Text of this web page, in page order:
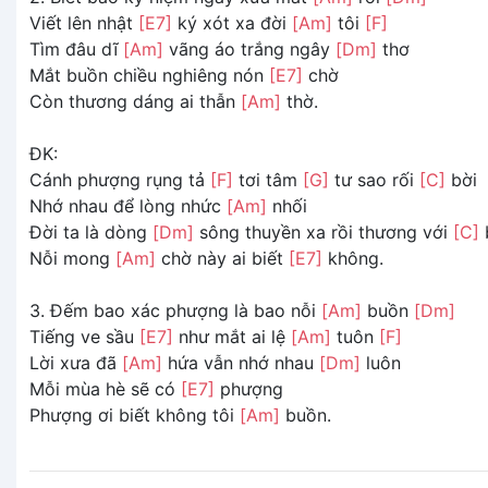
Viết lên nhật [E7] ký xót xa đời [Am] tôi [F]
Tìm đâu dĩ [Am] vãng áo trắng ngây [Dm] thơ
Mắt buồn chiều nghiêng nón [E7] chờ
Còn thương dáng ai thẫn [Am] thờ.
ĐK:
Cánh phượng rụng tả [F] tơi tâm [G] tư sao rối [C] bời
Nhớ nhau để lòng nhức [Am] nhối
Đời ta là dòng [Dm] sông thuyền xa rồi thương với [C]
Nỗi mong [Am] chờ này ai biết [E7] không.
3. Đếm bao xác phượng là bao nỗi [Am] buồn [Dm]
Tiếng ve sầu [E7] như mắt ai lệ [Am] tuôn [F]
Lời xưa đã [Am] hứa vẫn nhớ nhau [Dm] luôn
Mỗi mùa hè sẽ có [E7] phượng
Phượng ơi biết không tôi [Am] buồn.